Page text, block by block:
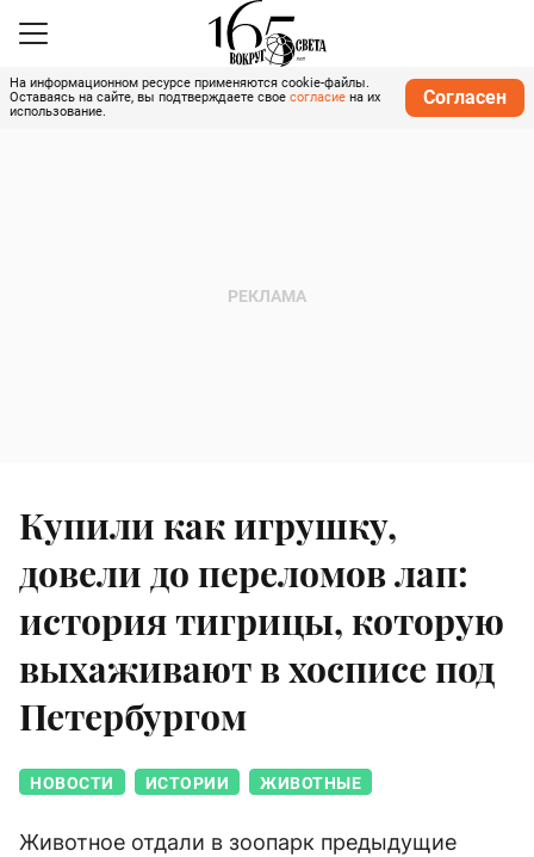
На информационном ресурсе применяются cookie-файлы.
Оставаясь на сайте, вы подтверждаете свое согласие на их
использование.
Согласен
Купили как игрушку,
довели до переломов лап:
история тигрицы, которую
выхаживают в хосписе под
Петербургом
НОВОСТИ ИСТОРИИ ЖИВОТНЫЕ
Животное отдали в зоопарк предыдущие